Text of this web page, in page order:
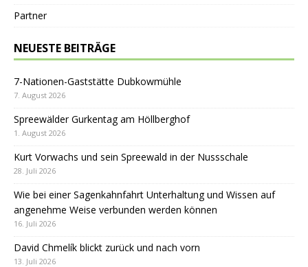
Partner
NEUESTE BEITRÄGE
7-Nationen-Gaststätte Dubkowmühle
7. August 2026
Spreewälder Gurkentag am Höllberghof
1. August 2026
Kurt Vorwachs und sein Spreewald in der Nussschale
28. Juli 2026
Wie bei einer Sagenkahnfahrt Unterhaltung und Wissen auf
angenehme Weise verbunden werden können
16. Juli 2026
David Chmelík blickt zurück und nach vorn
13. Juli 2026